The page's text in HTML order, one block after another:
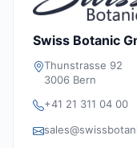
Swiss Botanic
Thunstrasse 92
3006 Bern
+41 21 311 04 00